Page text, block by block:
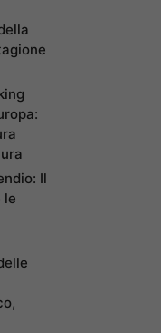
Il
le